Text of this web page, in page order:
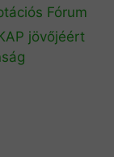
Fórum
jövőjéért